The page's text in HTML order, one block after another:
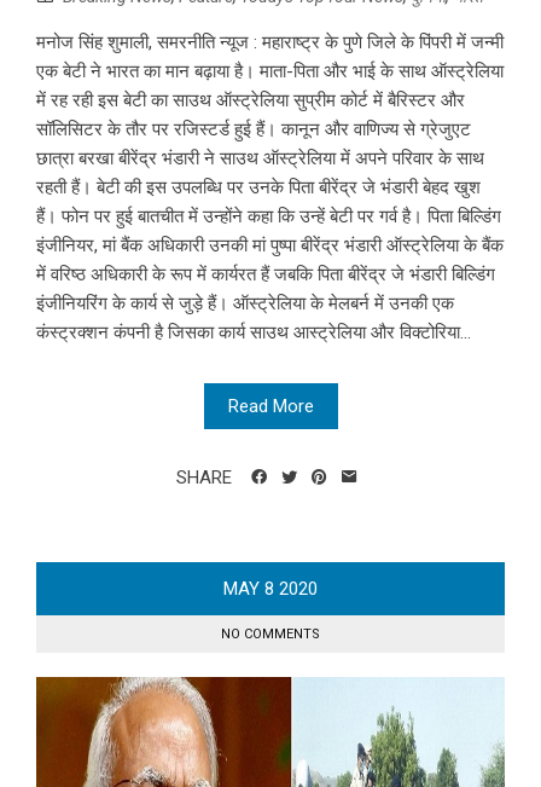
मनोज सिंह शुमाली, समरनीति न्यूज : महाराष्ट्र के पुणे जिले के पिंपरी में जन्मी
एक बेटी ने भारत का मान बढ़ाया है। माता-पिता और भाई के साथ ऑस्ट्रेलिया
में रह रही इस बेटी का साउथ ऑस्ट्रेलिया सुप्रीम कोर्ट में बैरिस्टर और
सॉलिसिटर के तौर पर रजिस्टर्ड हुई हैं। कानून और वाणिज्य से ग्रेजुएट
छात्रा बरखा बीरेंद्र भंडारी ने साउथ ऑस्ट्रेलिया में अपने परिवार के साथ
रहती हैं। बेटी की इस उपलब्धि पर उनके पिता बीरेंद्र जे भंडारी बेहद खुश
हैं। फोन पर हुई बातचीत में उन्होंने कहा कि उन्हें बेटी पर गर्व है। पिता बिल्डिंग
इंजीनियर, मां बैंक अधिकारी उनकी मां पुष्पा बीरेंद्र भंडारी ऑस्ट्रेलिया के बैंक
में वरिष्ठ अधिकारी के रूप में कार्यरत हैं जबकि पिता बीरेंद्र जे भंडारी बिल्डिंग
इंजीनियरिंग के कार्य से जुड़े हैं। ऑस्ट्रेलिया के मेलबर्न में उनकी एक
कंस्ट्रक्शन कंपनी है जिसका कार्य साउथ आस्ट्रेलिया और विक्टोरिया...
Read More
SHARE
MAY 8 2020
NO COMMENTS